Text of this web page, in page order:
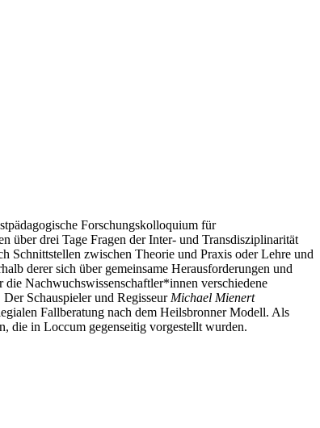
Forschungskolloquium für
über drei Tage Fragen der Inter- und Transdisziplinarität
Schnittstellen zwischen Theorie und Praxis oder Lehre und
derer sich über gemeinsame Herausforderungen und
Nachwuchswissenschaftler*innen verschiedene
Schauspieler und Regisseur Michael Mienert
Fallberatung nach dem Heilsbronner Modell. Als
die in Loccum gegenseitig vorgestellt wurden.